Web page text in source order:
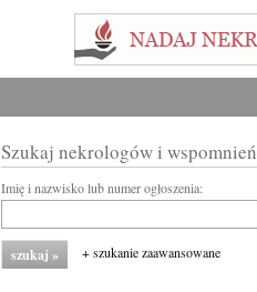
Szukaj nekrologów i wspomnień
Imię i nazwisko lub numer ogłoszenia:
+ szukanie zaawansowane